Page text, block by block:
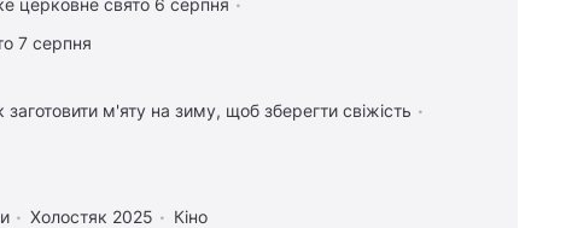
церковне свято 6 серпня
7 серпня
заготовити м'яту на зиму, щоб зберегти свіжість
Холостяк 2025 Кіно